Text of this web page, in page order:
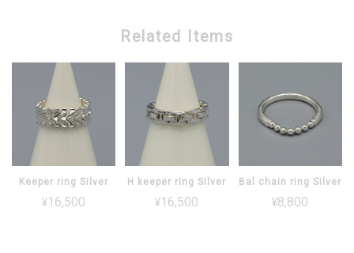
Related Items
Keeper ring Silver
¥16,500
H keeper ring Silver
¥16,500
Bal chain ring Silver
¥8,800